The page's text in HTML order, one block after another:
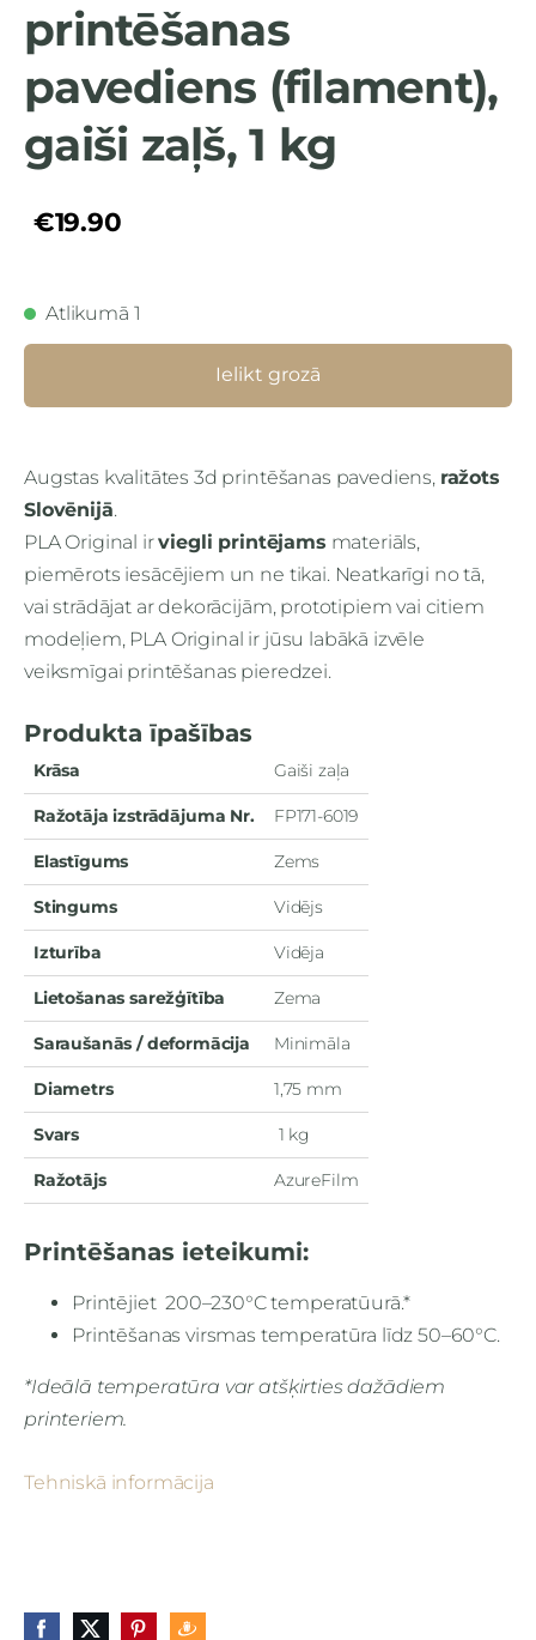
printēšanas
pavediens (filament),
gaiši zaļš, 1 kg
€19.90
Atlikumā 1
Ielikt grozā
Augstas kvalitātes 3d printēšanas pavediens, ražots
Slovēnijā.
PLA Original irviegli printējams materiāls,
piemērots iesācējiem un ne tikai. Neatkarīgi no tā,
vai strādājat ar dekorācijām, prototipiem vai citiem
modeļiem, PLA Original ir jūsu labākā izvēle
veiksmīgai printēšanas pieredzei.
Produkta īpašības
Krāsa Gaiši zaļa
Ražotāja izstrādājuma Nr. FP171-6019
Elastīgums Zems
Stingums Vidējs
Izturība Vidēja
Lietošanas sarežģītība Zema
Saraušanās / deformācija Minimāla
Diametrs 1,75 mm
Svars 1 kg
Ražotājs AzureFilm
Printēšanas ieteikumi:
Printējiet 200–230°C temperatūurā.*
Printēšanas virsmas temperatūra līdz 50–60°C.
*Ideālā temperatūra var atšķirties dažādiem
printeriem.
Tehniskā informācija